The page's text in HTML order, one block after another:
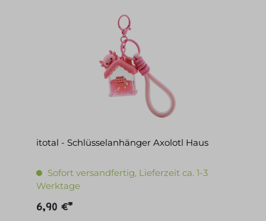
itotal - Schlüsselanhänger Axolotl Haus
Sofort versandfertig, Lieferzeit ca. 1-3
Werktage
6,90 €*